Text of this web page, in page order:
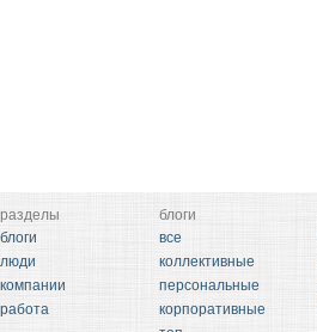
разделы
блоги
люди
компании
работа
блоги
все
коллективные
персональные
корпоративные